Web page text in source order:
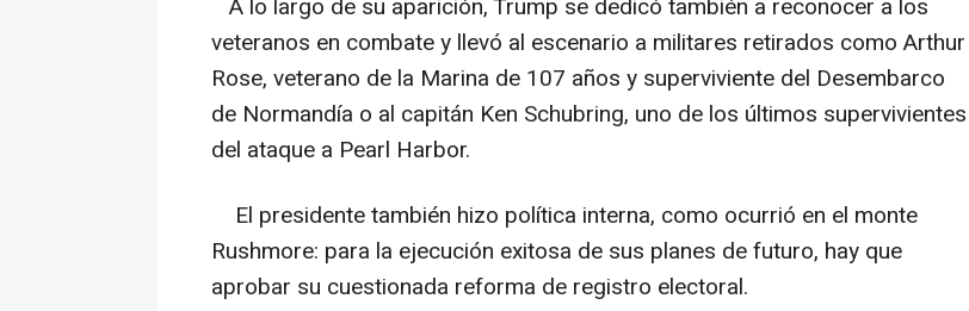
A lo largo de su aparición, Trump se dedicó también a reconocer a los
veteranos en combate y llevó al escenario a militares retirados como Arthur
Rose, veterano de la Marina de 107 años y superviviente del Desembarco
de Normandía o al capitán Ken Schubring, uno de los últimos supervivientes
del ataque a Pearl Harbor.
El presidente también hizo política interna, como ocurrió en el monte
Rushmore: para la ejecución exitosa de sus planes de futuro, hay que
aprobar su cuestionada reforma de registro electoral.